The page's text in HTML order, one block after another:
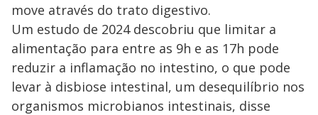
move através do trato digestivo.
Um estudo de 2024 descobriu que limitar a
alimentação para entre as 9h e as 17h pode
reduzir a inflamação no intestino, o que pode
levar à disbiose intestinal, um desequilíbrio nos
organismos microbianos intestinais, disse